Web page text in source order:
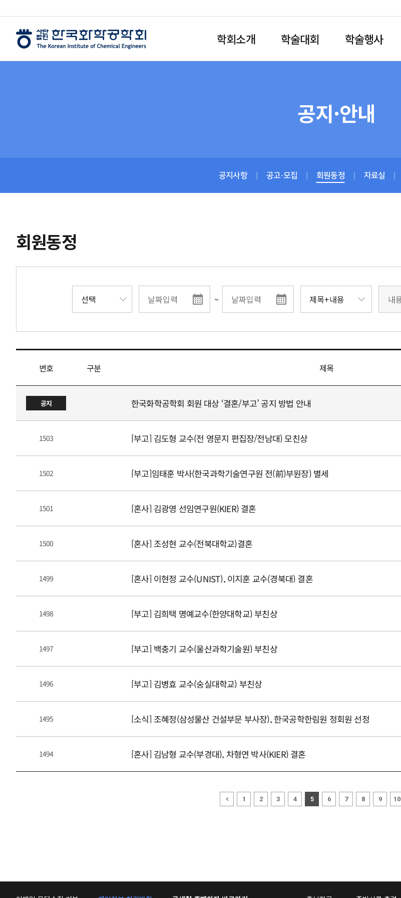
학회소개 학술대회 학술행사
공지·안내
공지사항 공고·모집 회원동정 자료실
회원동정
~
번호 구분 제목
공지 한국화학공학회 회원 대상 ‘결혼/부고’ 공지 방법 안내
1503 [부고] 김도형 교수(전 영문지 편집장/전남대) 모친상
1502 [부고]임태훈 박사(한국과학기술연구원 전(前)부원장) 별세
1501 [혼사] 김광영 선임연구원(KIER) 결혼
1500 [혼사] 조성현 교수(전북대학교)결혼
1499 [혼사] 이현정 교수(UNIST), 이지훈 교수(경북대) 결혼
1498 [부고] 김희택 명예교수(한양대학교) 부친상
1497 [부고] 백충기 교수(울산과학기술원) 부친상
1496 [부고] 김병효 교수(숭실대학교) 부친상
1495 [소식] 조혜정(삼성물산 건설부문 부사장), 한국공학한림원 정회원 선정
1494 [혼사] 김남형 교수(부경대), 차형연 박사(KIER) 결혼
1 2 3 4 5 6 7 8 9 10